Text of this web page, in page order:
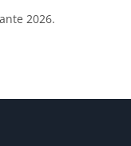
2026.